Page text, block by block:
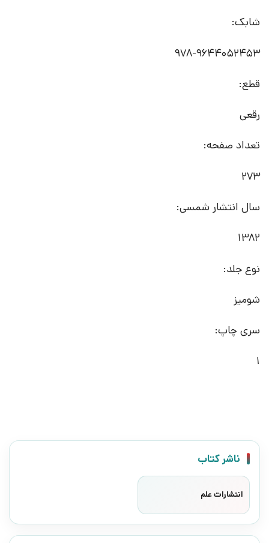
شابک:
978-9644052453
قطع:
رقعی
تعداد صفحه:
273
سال انتشار شمسی:
1382
نوع جلد:
شومیز
سری چاپ:
1
ناشر کتاب
انتشارات علم